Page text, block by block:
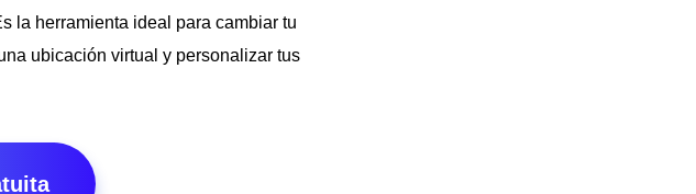
la herramienta ideal para cambiar tu
ubicación virtual y personalizar tus